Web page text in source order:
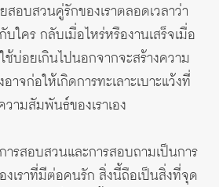
อบสวนคู่รักของเราตลอดเวลาว่า
บใคร กลับเมื่อไหร่หรืองานเสร็จเมื่อ
ช้บ่อยเกินไปนอกจากจะสร้างความ
จก่อให้เกิดการทะเลาะเบาะแว้งที่
ามสัมพันธ์ของเราเอง
รสอบสวนและการสอบถามเป็นการ
งเราที่มีต่อคนรัก สิ่งนี้ถือเป็นสิ่งที่จุด